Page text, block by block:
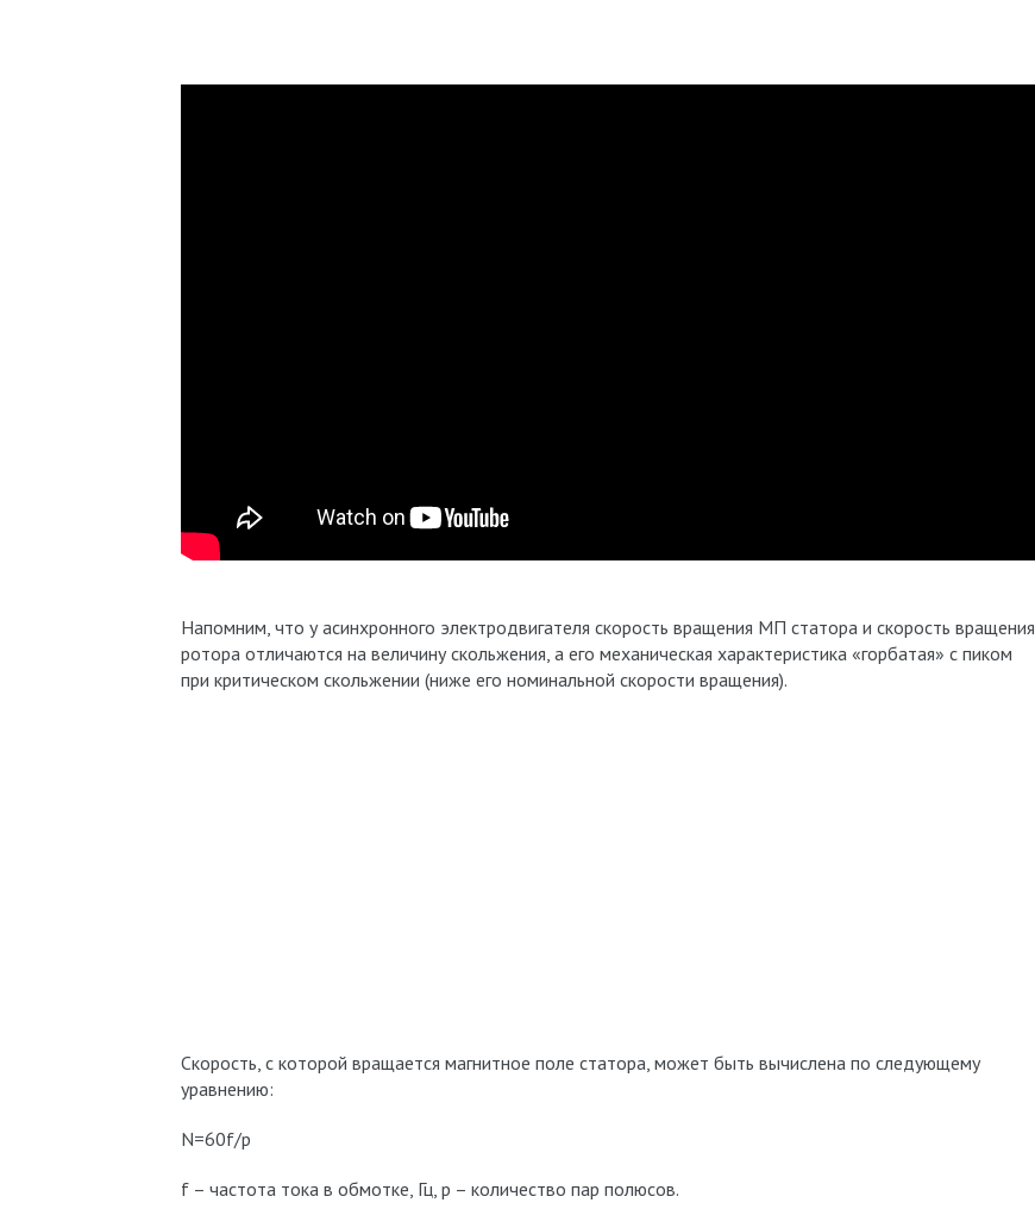
Напомним, что у асинхронного электродвигателя скорость вращения МП статора и скорость вращения
ротора отличаются на величину скольжения, а его механическая характеристика «горбатая» с пиком
при критическом скольжении (ниже его номинальной скорости вращения).
Скорость, с которой вращается магнитное поле статора, может быть вычислена по следующему
уравнению:
N=60f/p
f – частота тока в обмотке, Гц, p – количество пар полюсов.